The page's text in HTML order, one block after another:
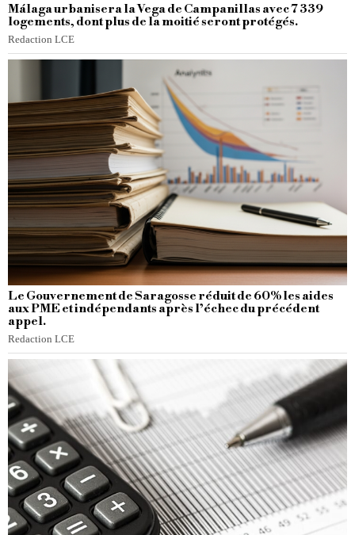
Málaga urbanisera la Vega de Campanillas avec 7 339
logements, dont plus de la moitié seront protégés.
Redaction LCE
Le Gouvernement de Saragosse réduit de 60% les aides
aux PME et indépendants après l’échec du précédent
appel.
Redaction LCE